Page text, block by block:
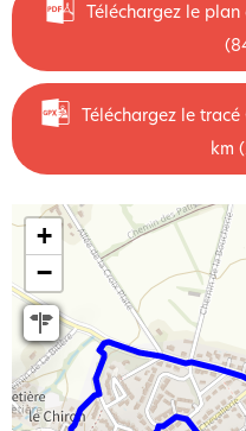
Téléchargez le plan
Téléchargez le tracé
km
+
−